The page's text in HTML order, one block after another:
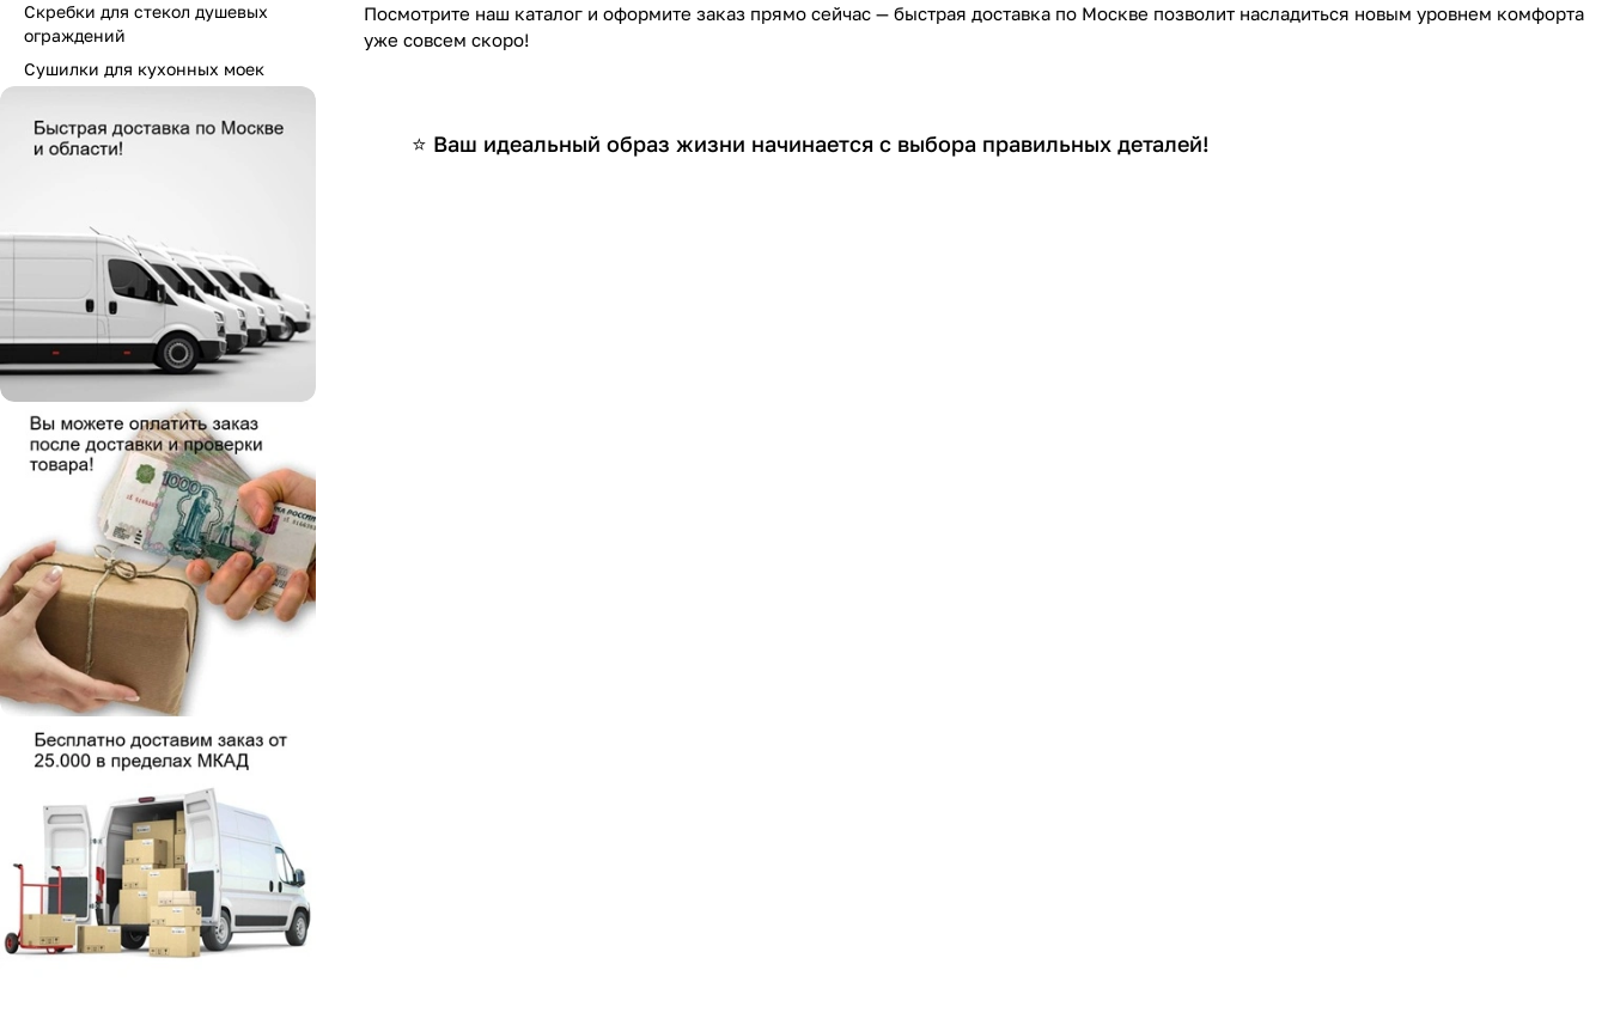
Посмотрите наш каталог и оформите заказ прямо сейчас — быстрая доставка по Москве позволит насладиться новым уровнем комфорта
уже совсем скоро!
⭐ Ваш идеальный образ жизни начинается с выбора правильных деталей!
Скребки для стекол душевых
ограждений
Сушилки для кухонных моек